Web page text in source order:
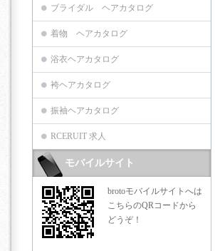
ブライダル ヘアカタログ
着物 ヘアカタログ
浴衣ヘアカタログ
袴ヘアカタログ
振袖ヘアカタログ
RCERUIT 求人
モバイルサイト
brotoモバイルサイトへは
こちらのQRコードから
どうぞ！